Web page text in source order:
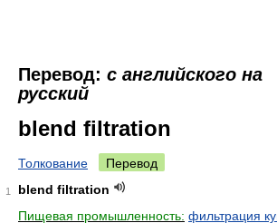
Перевод: с английского на
русский
blend filtration
Толкование Перевод
1
blend filtration
Пищевая промышленность: фильтрация